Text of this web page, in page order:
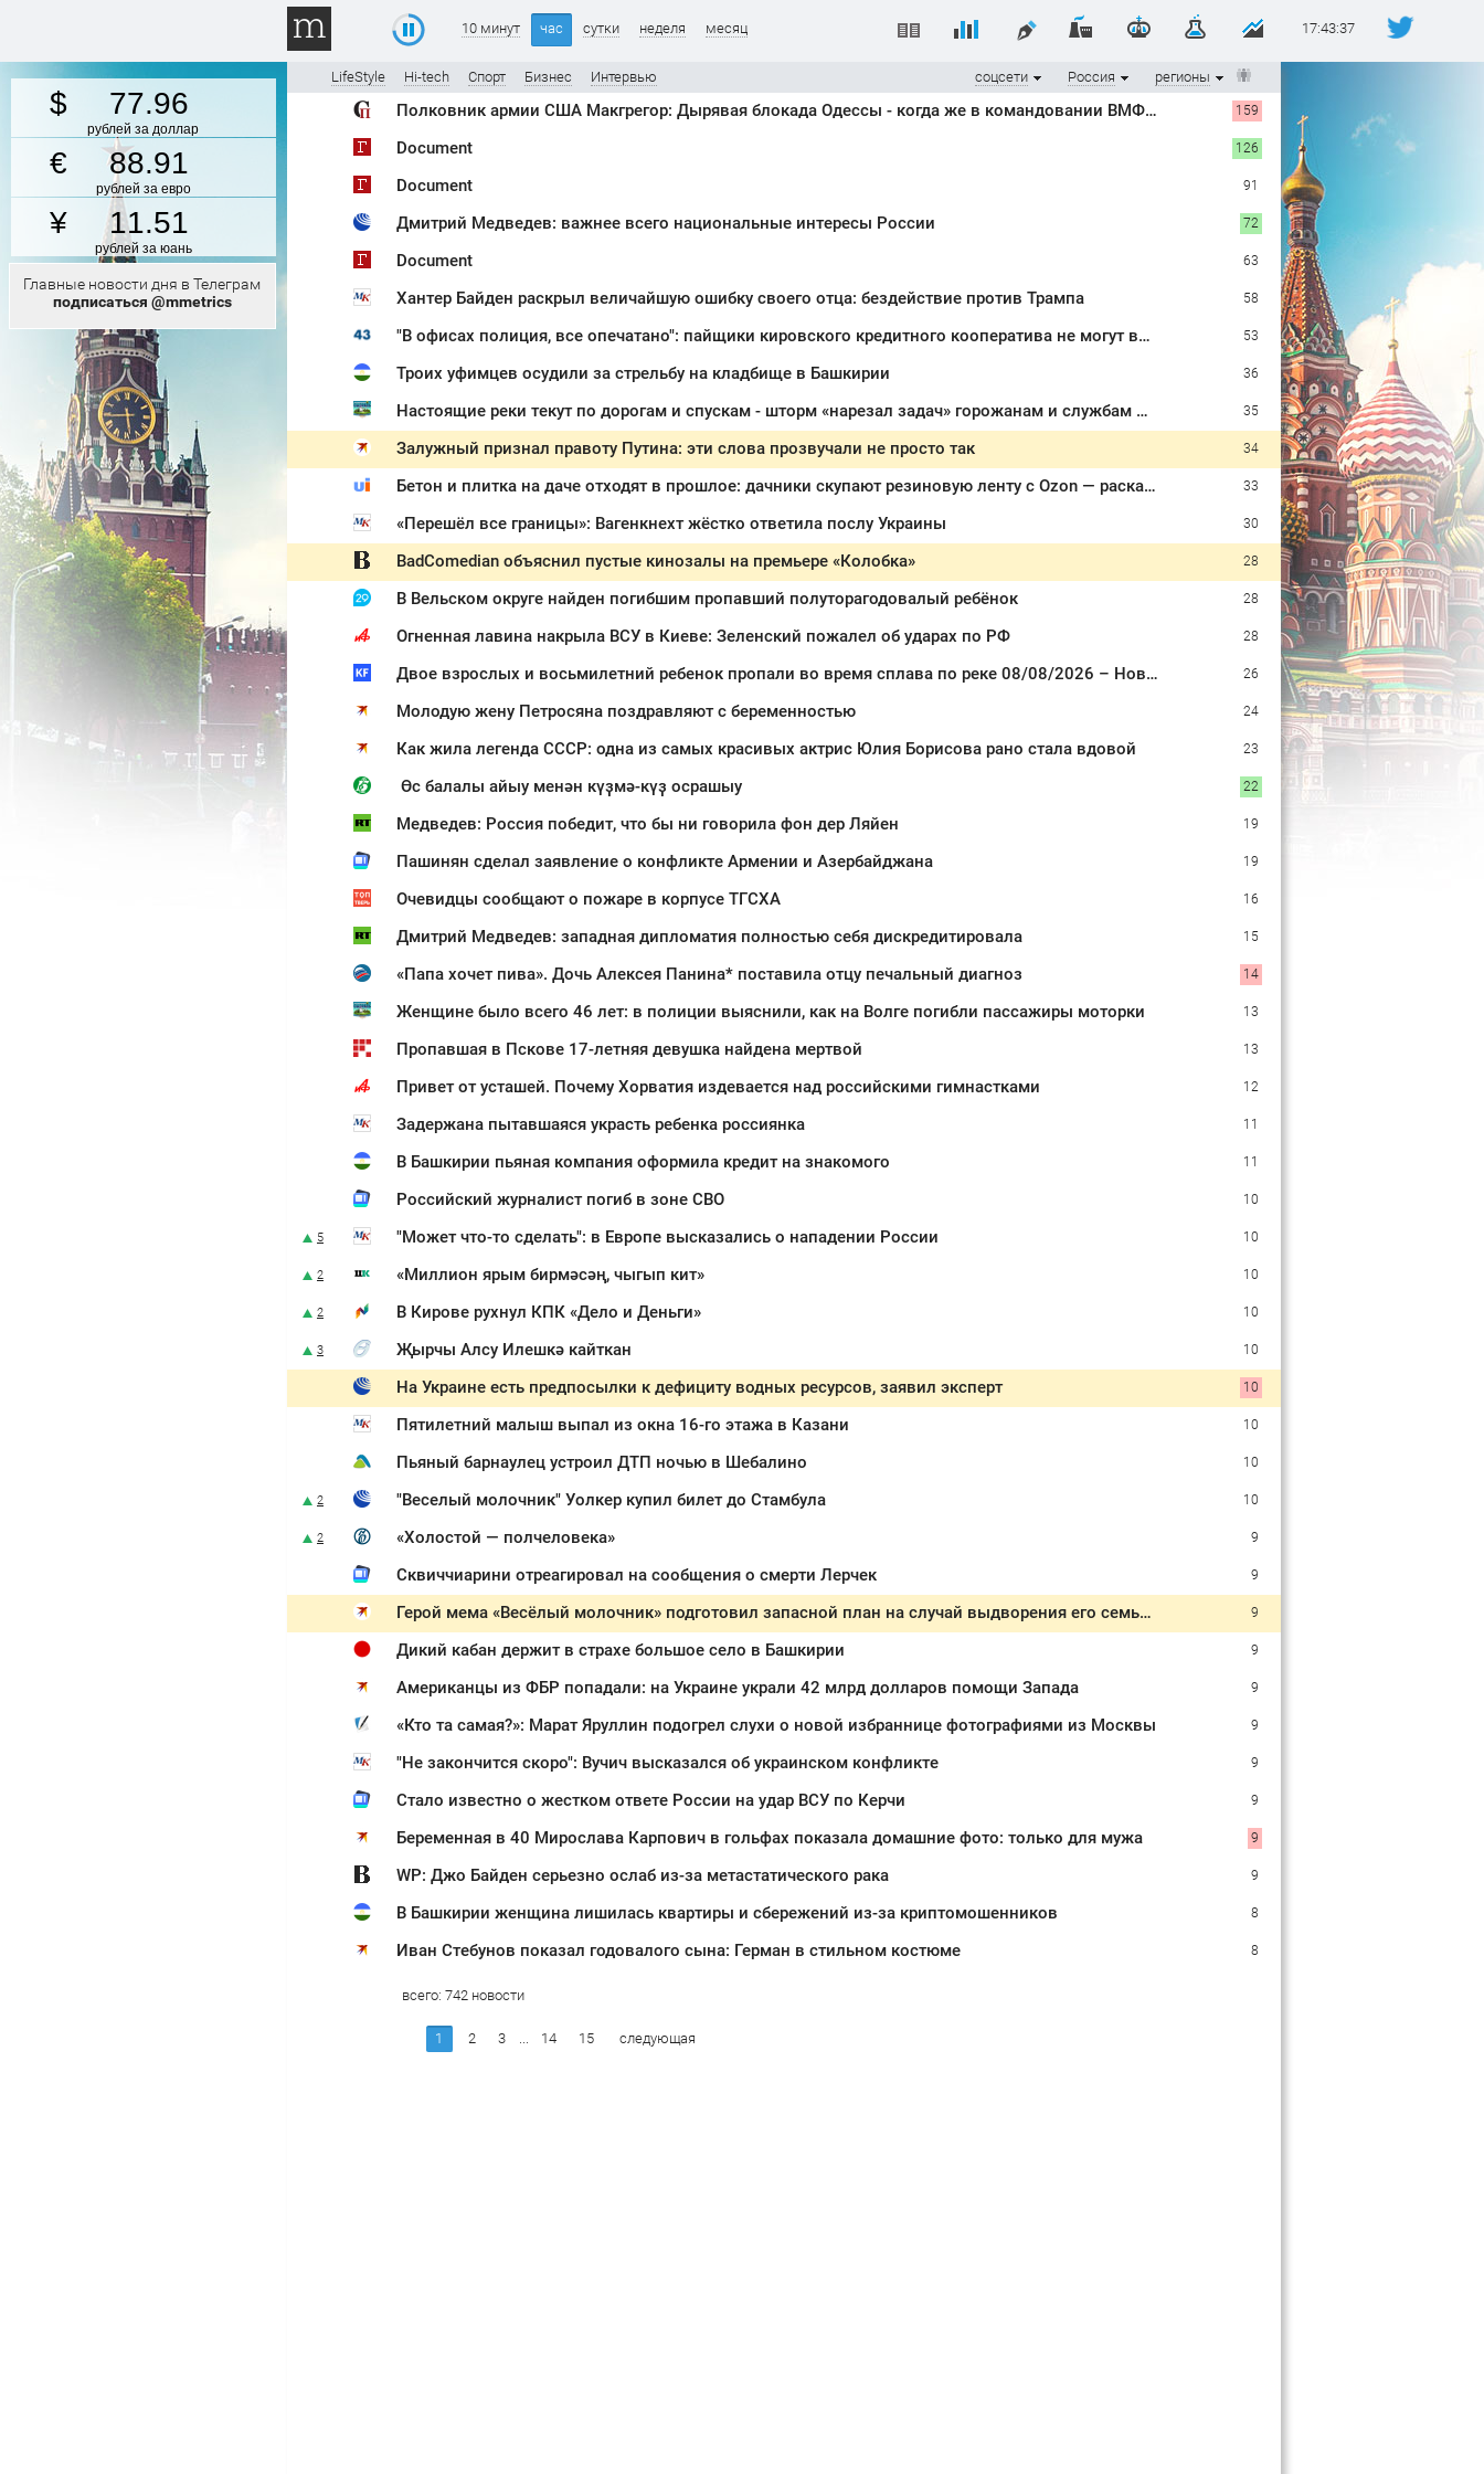
77.96
рублей за доллар
88.91
рублей за евро
11.51
рублей за юань
Главные новости дня в Телеграм
подписаться @mmetrics
17:43:38
10 минут час сутки неделя месяц
LifeStyle Hi-tech Спорт Бизнес Интервью регионы
Россия
соцсети
158
Полковник армии США Макгрегор: Дырявая блокада Одессы - когда же в командовании ВМФ России за это полетят головы?
126
Document
91
Document
72
Дмитрий Медведев: важнее всего национальные интересы России
63
Document
58
Хантер Байден раскрыл величайшую ошибку своего отца: бездействие против Трампа
53
"В офисах полиция, все опечатано": пайщики кировского кредитного кооператива не могут вернуть свои деньги
36
Троих уфимцев осудили за стрельбу на кладбище в Башкирии
35
Настоящие реки текут по дорогам и спускам - шторм «нарезал задач» горожанам и службам Сызрани
34
Залужный признал правоту Путина: эти слова прозвучали не просто так
33
Бетон и плитка на даче отходят в прошлое: дачники скупают резиновую ленту с Ozon — раскатал за минуты, и после дождя ни грязи, ни скользоты
30
«Перешёл все границы»: Вагенкнехт жёстко ответила послу Украины
28
BadComedian объяснил пустые кинозалы на премьере «Колобка»
28
В Вельском округе найден погибшим пропавший полуторагодовалый ребёнок
28
Огненная лавина накрыла ВСУ в Киеве: Зеленский пожалел об ударах по РФ
26
Двое взрослых и восьмилетний ребенок пропали во время сплава по реке 08/08/2026 – Новости
24
Молодую жену Петросяна поздравляют с беременностью
23
Как жила легенда СССР: одна из самых красивых актрис Юлия Борисова рано стала вдовой
22
Өс балалы айыу менән күҙмә-күҙ осрашыу
19
Медведев: Россия победит, что бы ни говорила фон дер Ляйен
19
Пашинян сделал заявление о конфликте Армении и Азербайджана
16
Очевидцы сообщают о пожаре в корпусе ТГСХА
15
Дмитрий Медведев: западная дипломатия полностью себя дискредитировала
14
«Папа хочет пива». Дочь Алексея Панина* поставила отцу печальный диагноз
13
Женщине было всего 46 лет: в полиции выяснили, как на Волге погибли пассажиры моторки
13
Пропавшая в Пскове 17-летняя девушка найдена мертвой
12
Привет от усташей. Почему Хорватия издевается над российскими гимнастками
11
Задержана пытавшаяся украсть ребенка россиянка
11
В Башкирии пьяная компания оформила кредит на знакомого
10
Российский журналист погиб в зоне СВО
5 10
"Может что-то сделать": в Европе высказались о нападении России
2 10
«Миллион ярым бирмәсәң, чыгып кит»
2 10
В Кирове рухнул КПК «Дело и Деньги»
3 10
Җырчы Алсу Илешкә кайткан
10
На Украине есть предпосылки к дефициту водных ресурсов, заявил эксперт
10
Пятилетний малыш выпал из окна 16-го этажа в Казани
10
Пьяный барнаулец устроил ДТП ночью в Шебалино
2 10
"Веселый молочник" Уолкер купил билет до Стамбула
2 9
«Холостой — полчеловека»
9
Сквиччиарини отреагировал на сообщения о смерти Лерчек
9
Герой мема «Весёлый молочник» подготовил запасной план на случай выдворения его семьи из РФ
9
Дикий кабан держит в страхе большое село в Башкирии
9
Американцы из ФБР попадали: на Украине украли 42 млрд долларов помощи Запада
9
«Кто та самая?»: Марат Яруллин подогрел слухи о новой избраннице фотографиями из Москвы
9
"Не закончится скоро": Вучич высказался об украинском конфликте
9
Стало известно о жестком ответе России на удар ВСУ по Керчи
9
Беременная в 40 Мирослава Карпович в гольфах показала домашние фото: только для мужа
9
WP: Джо Байден серьезно ослаб из-за метастатического рака
8
В Башкирии женщина лишилась квартиры и сбережений из-за криптомошенников
8
Иван Стебунов показал годовалого сына: Герман в стильном костюме
всего: 742 новости
1 2 3 ... 14 15 следующая